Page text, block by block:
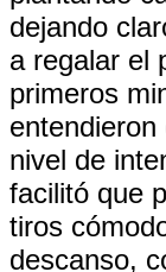
dejando
a regalar el
primeros
nivel de
facilitó que
tiros
descanso,